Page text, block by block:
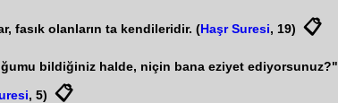
fasık olanların ta kendileridir. (Haşr Suresi, 19) 📋
bildiğiniz halde, niçin bana eziyet
, 5) 📋